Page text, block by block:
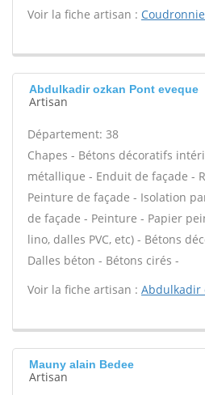
Voir la fiche artisan :
Abdulkadir ozkan Pont eveque
Artisan
Département: 38
Chapes - Bétons décoratifs
métallique - Enduit de façade -
Peinture de façade - Isolation
de façade - Peinture - Papier
lino, dalles PVC, etc) - Bétons
Dalles béton - Bétons cirés -
Voir la fiche artisan : Abdulkadir
Mauny alain Bedee
Artisan